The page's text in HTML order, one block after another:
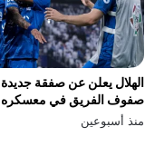
الهلال يعلن عن صفقة جديدة
صفوف الفريق في معسكره
منذ أسبوعين